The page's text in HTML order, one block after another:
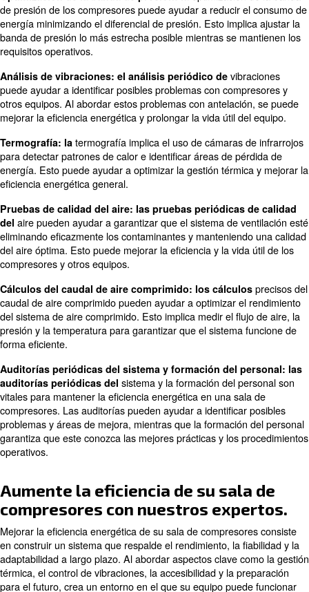
Preparada para el futuro:preparar la sala de
futuro implica diseñarla teniendo en cuenta la
escalabilidad. Esto garantiza que la sala pueda
actualizaciones de equipos y cambios en los requisitos
Acciones que se deben
para una sala de compresores
Puede aplicar varias técnicas para mejorar la eficiencia
una sala de compresores:
Accionamientos de velocidad variable: los
velocidadvariable (VSD) pueden ayudar a optimizar
energía de los compresores ajustando la velocidad del
función de la demanda. Esto puede conducir a un
Optimización de la banda de presión: la
de presión de los compresores puede ayudar a reducir
energía minimizando el diferencial de presión. Esto
banda de presión lo más estrecha posible mientras se
requisitos operativos.
Análisis de vibraciones: el análisis periódico de
puede ayudar a identificar posibles problemas con
otros equipos. Al abordar estos problemas con
mejorar la eficiencia energética y prolongar la vida útil
Termografía: la termografía implica el uso de cámaras
para detectar patrones de calor e identificar áreas de
energía. Esto puede ayudar a optimizar la gestión
eficiencia energética general.
Pruebas de calidad del aire: las pruebas